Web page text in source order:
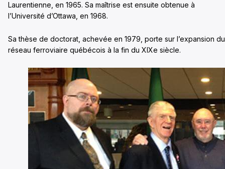
Laurentienne, en 1965. Sa maîtrise est ensuite obtenue à
l’Université d’Ottawa, en 1968.
Sa thèse de doctorat, achevée en 1979, porte sur l’expansion du
réseau ferroviaire québécois à la fin du XIXe siècle.